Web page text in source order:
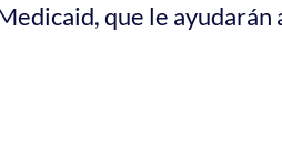
que le ayudarán